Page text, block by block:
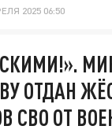
2025 06:50
ОТДАН
СВО ОТ